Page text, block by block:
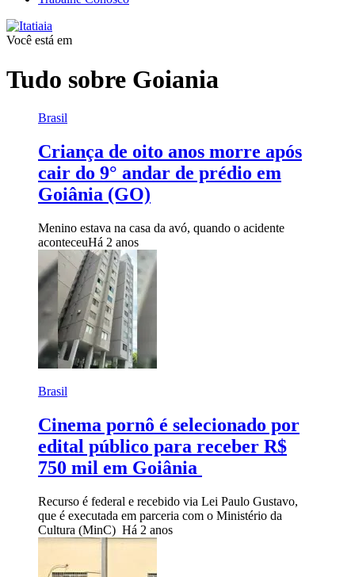
Você está em
Tudo sobre Goiania
Brasil
Criança de oito anos morre após
cair do 9° andar de prédio em
Goiânia (GO)
Menino estava na casa da avó, quando o acidente
aconteceuHá 2 anos
Brasil
Cinema pornô é selecionado por
edital público para receber R$
750 mil em Goiânia
Recurso é federal e recebido via Lei Paulo Gustavo,
que é executada em parceria com o Ministério da
Cultura (MinC) Há 2 anos